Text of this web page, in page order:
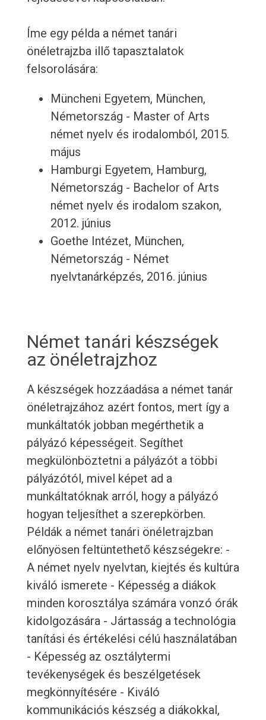
Íme egy példa a német tanári
önéletrajzba illő tapasztalatok
felsorolására:
Müncheni Egyetem, München,
Németország - Master of Arts
német nyelv és irodalomból, 2015.
május
Hamburgi Egyetem, Hamburg,
Németország - Bachelor of Arts
német nyelv és irodalom szakon,
2012. június
Goethe Intézet, München,
Németország - Német
nyelvtanárképzés, 2016. június
Német tanári készségek
az önéletrajzhoz
A készségek hozzáadása a német tanár
önéletrajzához azért fontos, mert így a
munkáltatók jobban megérthetik a
pályázó képességeit. Segíthet
megkülönböztetni a pályázót a többi
pályázótól, mivel képet ad a
munkáltatóknak arról, hogy a pályázó
hogyan teljesíthet a szerepkörben.
Példák a német tanári önéletrajzban
előnyösen feltüntethető készségekre: -
A német nyelv nyelvtan, kiejtés és kultúra
kiváló ismerete - Képesség a diákok
minden korosztálya számára vonzó órák
kidolgozására - Jártasság a technológia
tanítási és értékelési célú használatában
- Képesség az osztálytermi
tevékenységek és beszélgetések
megkönnyítésére - Kiváló
kommunikációs készség a diákokkal,